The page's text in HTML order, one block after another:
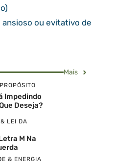
ansioso ou evitativo de
Mais
Impedindo
Deseja?
LEI DA
M Na
& ENERGIA